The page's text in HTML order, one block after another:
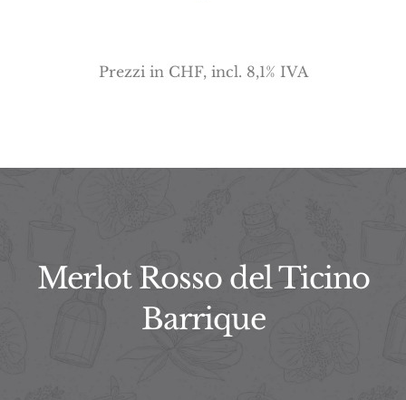
Prezzi in CHF, incl. 8,1% IVA
Merlot Rosso del Ticino
Barrique